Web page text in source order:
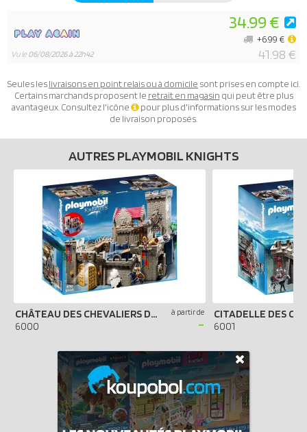
Vu le06/08/2026 à 22h42
34.99 €
41.98 €
+6.99 €
Seules leslivraisons en point relais ou à domicile sont prises en compte ici.
Certains marchands proposent le retrait en magasin qui peut être plus
avantageux. Consultez l'icône
pour plus d'informations sur les modes
de livraison proposés.
AUTRES PLAYMOBIL KNIGHTS
CHÂTEAU DES CHEVALIERS DU LION IMPÉRIAL
6000
à partir de
- 6001